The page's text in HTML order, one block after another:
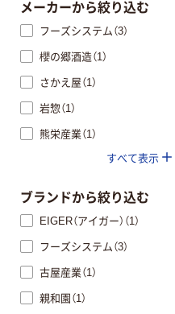
メーカーから絞り込む
フーズシステム（3）
櫻の郷酒造（1）
さかえ屋（1）
岩惣（1）
熊栄産業（1）
すべて表示
ブランドから絞り込む
EIGER（アイガー）（1）
フーズシステム（3）
古屋産業（1）
親和園（1）